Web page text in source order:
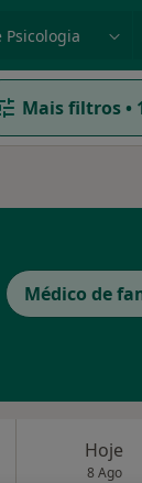
Mais filtros •
Médico de
Hoje
8 Ago